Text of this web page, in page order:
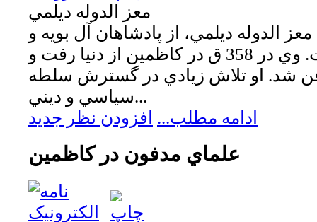
معز الدوله ديلمي
الدوله ديلمي، از پادشاهان آل بويه و
از حاكمان بغداد است. وي در 358 ق در كاظمين از دنيا رفت و
شد. او تلاش زيادي در گسترش سلطه
سياسي و ديني...
ادامه مطلب... افزودن نظر جدید
علماي مدفون در كاظمين